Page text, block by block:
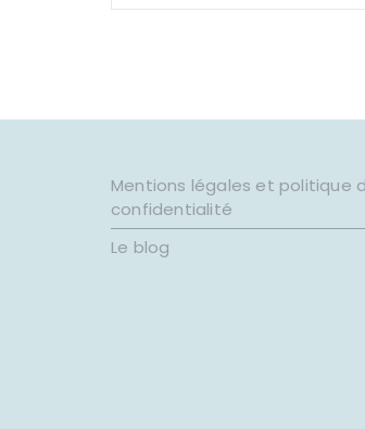
Mentions légales et politique
confidentialité
Le blog